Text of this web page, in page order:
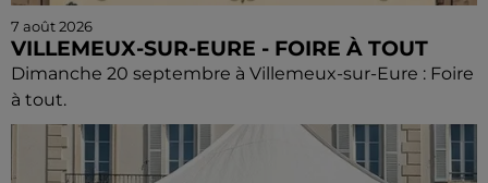
7 août 2026
VILLEMEUX-SUR-EURE - FOIRE À TOUT
Dimanche 20 septembre à Villemeux-sur-Eure : Foire
à tout.